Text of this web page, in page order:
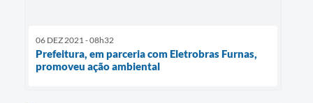
06 DEZ 2021 - 08h32
Prefeitura, em parceria com Eletrobras Furnas,
promoveu ação ambiental